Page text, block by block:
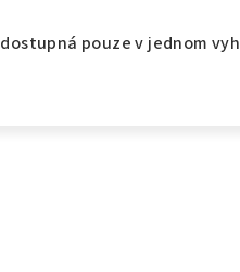
pouze v jednom